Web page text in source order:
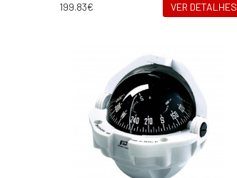
199.83€ VER DETALHES